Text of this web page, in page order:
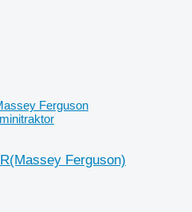
Ferguson
Ferguson)